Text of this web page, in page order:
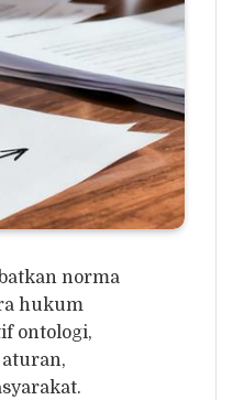
norma
hukum
ontologi,